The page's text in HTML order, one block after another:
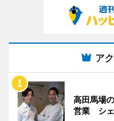
ア
高田馬場
営業 シェ